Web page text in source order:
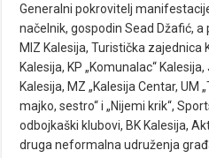
Generalni pokrovitelj
načelnik, gospodin Sead Džafić, a
MIZ Kalesija, Turistička zajednica
Kalesija, KP „Komunalac“
Kalesija, MZ „Kalesija Centar, UM
majko, sestro“ i „Nijemi krik“,
odbojkaški klubovi, BK Kalesija,
druga neformalna udruženja